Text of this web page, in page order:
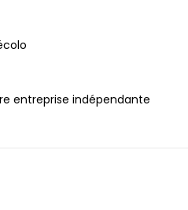
entreprise indépendante